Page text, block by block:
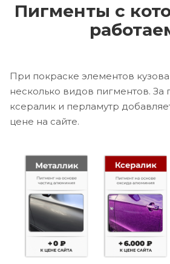
Пигменты с
При покраске элементов
несколько видов пигментов. За
ксералик и перламутр
цене на сайте.